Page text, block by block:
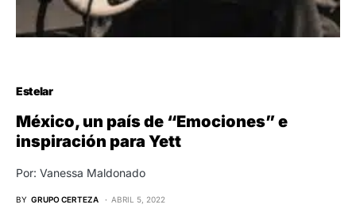
Estelar
México, un país de “Emociones” e
inspiración para Yett
Por: Vanessa Maldonado
BY GRUPO CERTEZA ABRIL 5, 2022